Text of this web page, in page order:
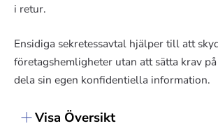
i retur.
Ensidiga sekretessavtal hjälper till att
företagshemligheter utan att sätta krav
dela sin egen konfidentiella information.
Visa Översikt